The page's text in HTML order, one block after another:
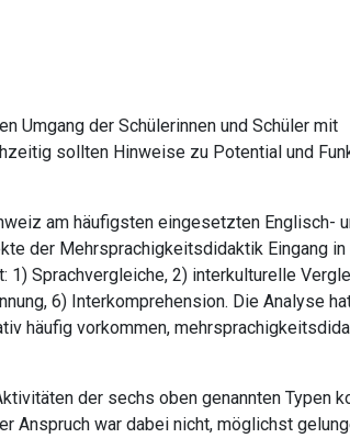
Umgang der Schülerinnen und Schüler mit
sollten Hinweise zu Potential und
am häufigsten eingesetzten Englisch-
der Mehrsprachigkeitsdidaktik Eingang
Sprachvergleiche, 2) interkulturelle
6) Interkomprehension. Die Analyse
häufig vorkommen,
der sechs oben genannten Typen
Anspruch war dabei nicht, möglichst